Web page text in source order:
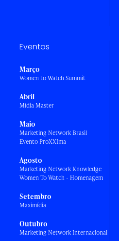
Eventos
Março
Women to Watch Summit
Abril
Mídia Master
Maio
Marketing Network Brasil
Evento ProXXIma
Agosto
Marketing Network Knowledge
Women To Watch - Homenagem
Setembro
Maximídia
Outubro
Marketing Network Internacional